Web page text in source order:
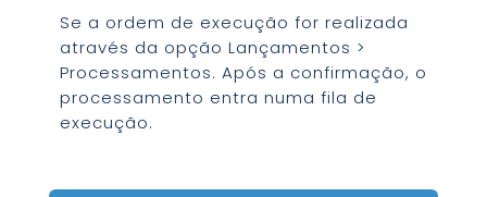
Se a ordem de execução for realizada
através da opção Lançamentos >
Processamentos. Após a confirmação, o
processamento entra numa fila de
execução.